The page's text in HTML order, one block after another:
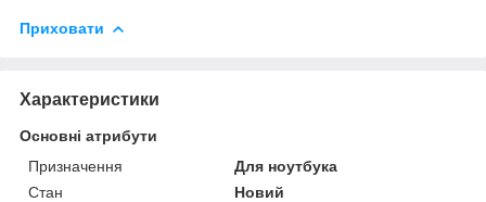
Приховати
Характеристики
Основні атрибути
Призначення
Для ноутбука
Стан
Новий